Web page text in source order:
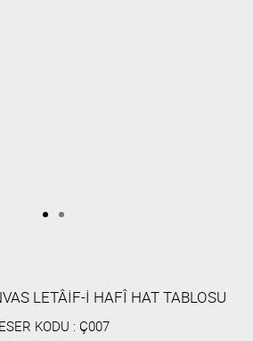
LETÂİF-İ HAFÎ HAT TABLOSU
ESER KODU : Ç007